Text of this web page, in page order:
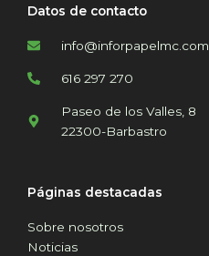
Datos de contacto
info@inforpapelmc.com
616 297 270
Paseo de los Valles, 8
22300-Barbastro
Páginas destacadas
Sobre nosotros
Noticias